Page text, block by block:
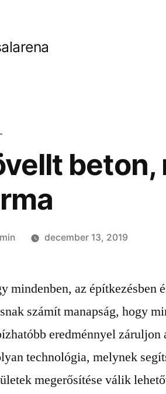
december 13, 2019
mindenben, az építkezésben
számít manapság, hogy
eredménnyel
technológia, melynek
megerősítése válik